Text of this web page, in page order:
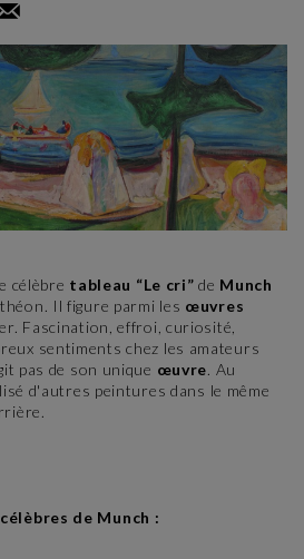
célèbre tableau “Le cri” de Munch
Il figure parmi les œuvres
Fascination, effroi, curiosité,
sentiments chez les amateurs
pas de son unique œuvre. Au
d'autres peintures dans le même
de Munch :